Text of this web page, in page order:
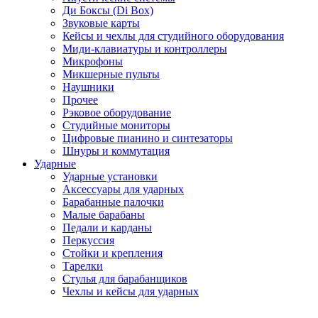
Ди Боксы (Di Box)
Звуковые карты
Кейсы и чехлы для студийного оборудования
Миди-клавиатуры и контроллеры
Микрофоны
Микшерные пульты
Наушники
Прочее
Рэковое оборудование
Студийные мониторы
Цифровые пианино и синтезаторы
Шнуры и коммутация
Ударные
Ударные установки
Аксессуары для ударных
Барабанные палочки
Малые барабаны
Педали и карданы
Перкуссия
Стойки и крепления
Тарелки
Стулья для барабанщиков
Чехлы и кейсы для ударных